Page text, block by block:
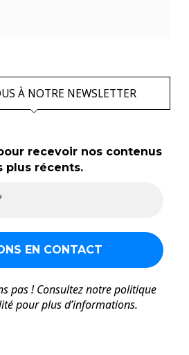
À NOTRE NEWSLETTER
recevoir nos contenus
plus récents.
pas ! Consultez notrepolitique
pour plus d’informations.